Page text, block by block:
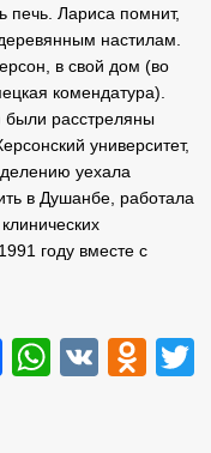
печь. Лариса помнит,
настилам.
в свой дом (во
комендатура).
были расстреляны
университет,
уехала
в Душанбе, работала
году вместе с
Facebook
VK